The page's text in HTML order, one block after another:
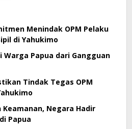
Menindak OPM Pelaku
di Yahukimo
Warga Papua dari Gangguan
Tindak Tegas OPM
Negara Hadir
Papua